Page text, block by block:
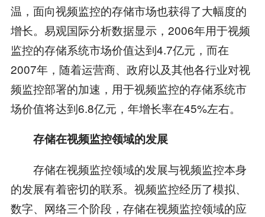
温，面向视频监控的存储市场也获得了大幅度的
增长。易观国际分析数据显示，2006年用于视频
监控的存储系统市场价值达到4.7亿元，而在
2007年，随着运营商、政府以及其他各行业对视
频监控部署的加速，用于视频监控的存储系统市
场价值将达到6.8亿元，年增长率在45%左右。
存储在视频监控领域的发展
存储在视频监控领域的发展与视频监控本身
的发展有着密切的联系。视频监控经历了模拟、
数字、网络三个阶段，存储在视频监控领域的应